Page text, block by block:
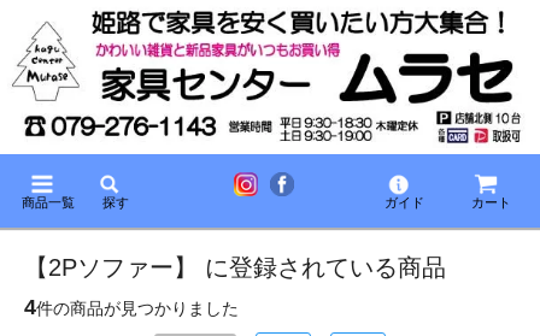
商品一覧 探す ガイド カート
【2Pソファー】 に登録されている商品
4件の商品が見つかりました